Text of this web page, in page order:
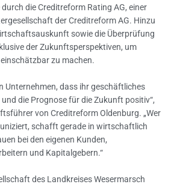
die Creditreform Rating AG, einer
der Creditreform AG. Hinzu
sowie die Überprüfung
der Zukunftsperspektiven, um
zu machen.
Unternehmen, dass ihr geschäftliches
die Prognose für die Zukunft positiv“,
von Creditreform Oldenburg. „Wer
schafft gerade in wirtschaftlich
bei den eigenen Kunden,
und Kapitalgebern.“
des Landkreises Wesermarsch